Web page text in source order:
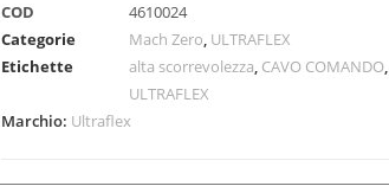
COD
4610024
Categorie
Mach Zero, ULTRAFLEX
Etichette
alta scorrevolezza, CAVO COMANDO,
ULTRAFLEX
Marchio: Ultraflex